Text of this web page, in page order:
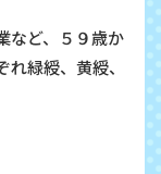
など、５９歳か
緑綬、黄綬、